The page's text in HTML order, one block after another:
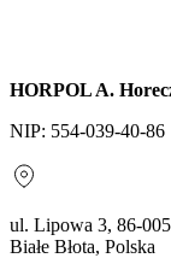
HORPOL A.
NIP: 554-039-40-86
ul. Lipowa 3, 86-
Białe Błota, Polska